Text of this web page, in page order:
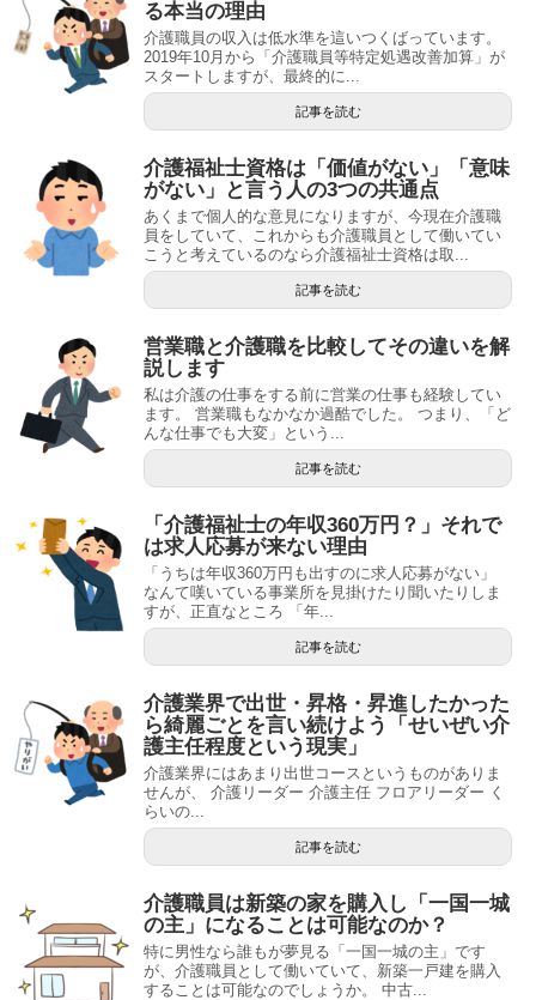
る本当の理由
介護職員の収入は低水準を這いつくばっています。
2019年10月から「介護職員等特定処遇改善加算」が
スタートしますが、最終的に...
記事を読む
介護福祉士資格は「価値がない」「意味
がない」と言う人の3つの共通点
あくまで個人的な意見になりますが、今現在介護職
員をしていて、これからも介護職員として働いてい
こうと考えているのなら介護福祉士資格は取...
記事を読む
営業職と介護職を比較してその違いを解
説します
私は介護の仕事をする前に営業の仕事も経験してい
ます。 営業職もなかなか過酷でした。 つまり、「ど
んな仕事でも大変」という...
記事を読む
「介護福祉士の年収360万円？」それで
は求人応募が来ない理由
「うちは年収360万円も出すのに求人応募がない」
なんて嘆いている事業所を見掛けたり聞いたりしま
すが、正直なところ 「年...
記事を読む
介護業界で出世・昇格・昇進したかった
ら綺麗ごとを言い続けよう「せいぜい介
護主任程度という現実」
介護業界にはあまり出世コースというものがありま
せんが、 介護リーダー 介護主任 フロアリーダー く
らいの...
記事を読む
介護職員は新築の家を購入し「一国一城
の主」になることは可能なのか？
特に男性なら誰もが夢見る「一国一城の主」です
が、介護職員として働いていて、新築一戸建を購入
することは可能なのでしょうか。 中古...